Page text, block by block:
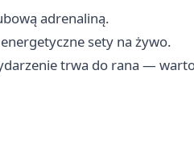
adrenaliną.
sety na żywo.
trwa do rana —